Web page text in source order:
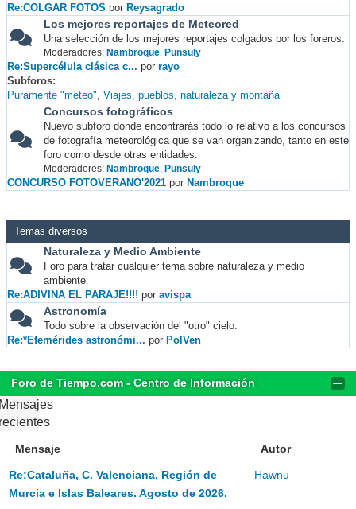
Re:COLGAR FOTOS por Reysagrado
Los mejores reportajes de Meteored
Una selección de los mejores reportajes colgados por los foreros.
Moderadores: Nambroque, Punsuly
Re:Supercélula clásica c... por rayo
Subforos
Puramente "meteo" Viajes, pueblos, naturaleza y montaña
Concursos fotográficos
Nuevo subforo donde encontrarás todo lo relativo a los concursos
de fotografía meteorológica que se van organizando, tanto en este
foro como desde otras entidades.
Moderadores: Nambroque, Punsuly
CONCURSO FOTOVERANO'2021 por Nambroque
Temas diversos
Naturaleza y Medio Ambiente
Foro para tratar cualquier tema sobre naturaleza y medio
ambiente.
Re:ADIVINA EL PARAJE!!!! por avispa
Astronomía
Todo sobre la observación del "otro" cielo.
Re:*Efemérides astronómi... por PolVen
Foro de Tiempo.com - Centro de Información
Mensaje Autor
Re:Cataluña, C. Valenciana, Región de
Murcia e Islas Baleares. Agosto de 2026.
Hawnu